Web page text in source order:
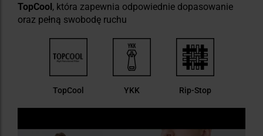
TopCool, która zapewnia odpowiednie dopasowanie
oraz pełną swobodę ruchu
TopCool YKK Rip-Stop